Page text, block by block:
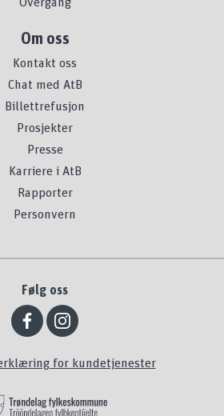
Om oss
Kontakt oss
Chat med AtB
Billettrefusjon
Prosjekter
Presse
Karriere i AtB
Rapporter
Personvern
Følg oss
for kundetjenester